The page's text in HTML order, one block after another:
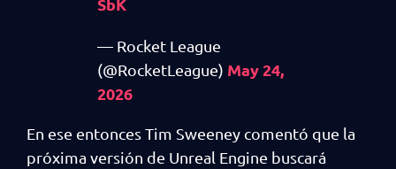
— Rocket League
(@RocketLeague) May 24,
2026
En ese entonces Tim Sweeney comentó que la
próxima versión de Unreal Engine buscará